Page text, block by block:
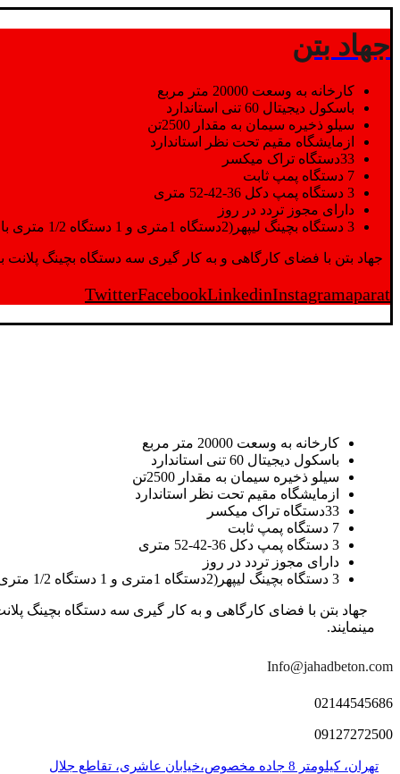
جهاد بتن
کارخانه به وسعت 20000 متر مربع
باسکول دیجیتال 60 تنی استاندارد
سیلو ذخیره سیمان به مقدار 2500تن
ازمایشگاه مقیم تحت نظر استاندارد
33دستگاه تراک میکسر
7 دستگاه پمپ ثابت
3 دستگاه پمپ دکل 36-42-52 متری
دارای مجوز تردد در روز
3 دستگاه بچینگ لیپهر(2دستگاه 1متری و 1 دستگاه 1/2 متری با توان تولید 150 متر مکعب در ساعت)
جهاد بتن با فضای کارگاهی و به کار گیری سه دستگاه بچینگ پلانت با ظرفیت 2500 تن در کنار پرسنل متخصص و پر تلاش واحدهای تولید و ازمایشگاه,بتن با کیفیت را برای واحد
TwitterFacebookLinkedinInstagramaparat
کارخانه به وسعت 20000 متر مربع
باسکول دیجیتال 60 تنی استاندارد
سیلو ذخیره سیمان به مقدار 2500تن
ازمایشگاه مقیم تحت نظر استاندارد
33دستگاه تراک میکسر
7 دستگاه پمپ ثابت
3 دستگاه پمپ دکل 36-42-52 متری
دارای مجوز تردد در روز
3 دستگاه بچینگ لیپهر(2دستگاه 1متری و 1 دستگاه 1/2 متری با توان تولید 150 متر مکعب در ساعت)
مینمایند.
Info@jahadbeton.com
02144545686
09127272500
تهران، کیلومتر 8 جاده مخصوص،خیابان عاشری، تقاطع جلال